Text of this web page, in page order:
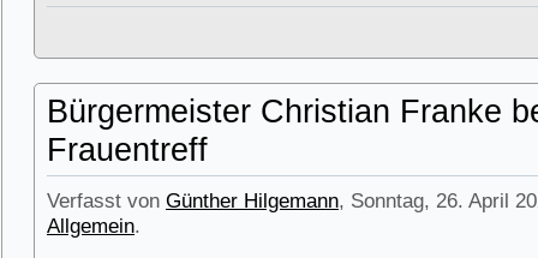
Bürgermeister Christian Franke
Frauentreff
Verfasst von Günther Hilgemann, Sonntag, 26. April
Allgemein.